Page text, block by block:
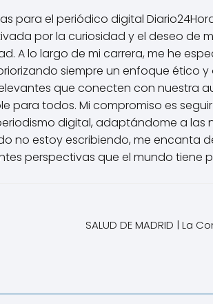
para el periódico digital
por la curiosidad y el deseo de
A lo largo de mi carrera, me he
siempre un enfoque ético y
que conecten con nuestra
para todos. Mi compromiso es
digital, adaptándome a las
no estoy escribiendo, me encanta
perspectivas que el mundo tiene
SALUD DE MADRID | La